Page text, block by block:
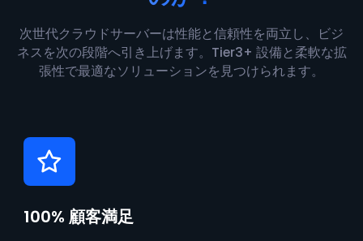
次世代クラウドサーバーは性能と信頼性を両立し、ビジ
ネスを次の段階へ引き上げます。Tier3+ 設備と柔軟な拡
張性で最適なソリューションを見つけられます。
100% 顧客満足